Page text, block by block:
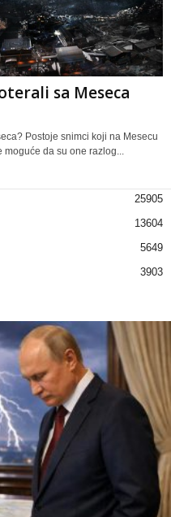
sa Meseca
Postoje snimci koji na Mesecu
da su one razlog...
25905
13604
5649
3903